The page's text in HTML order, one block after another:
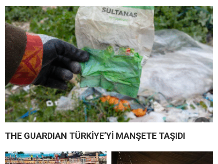
THE GUARDIAN TÜRKİYE’Yİ MANŞETE TAŞIDI